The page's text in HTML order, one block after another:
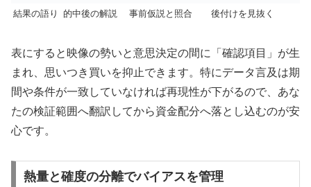
結果の語り 的中後の解説 事前仮説と照合 後付けを見抜く
表にすると映像の勢いと意思決定の間に「確認項目」が生
まれ、思いつき買いを抑止できます。特にデータ言及は期
間や条件が一致していなければ再現性が下がるので、あな
たの検証範囲へ翻訳してから資金配分へ落とし込むのが安
心です。
熱量と確度の分離でバイアスを管理